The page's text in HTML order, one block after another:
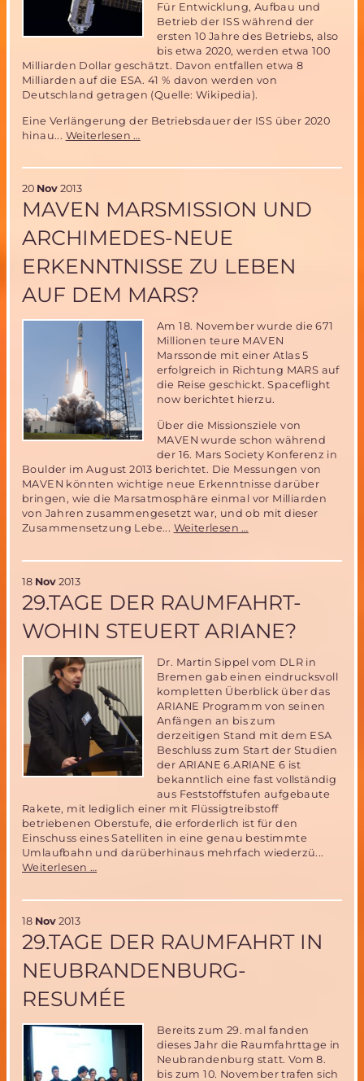
Für Entwicklung, Aufbau und
Betrieb der ISS während der
ersten 10 Jahre des Betriebs, also
bis etwa 2020, werden etwa 100
Milliarden Dollar geschätzt. Davon entfallen etwa 8
Milliarden auf die ESA. 41 % davon werden von
Deutschland getragen (Quelle: Wikipedia).
Eine Verlängerung der Betriebsdauer der ISS über 2020
hinau... Weiterlesen …
bemannter
Missionen?
20 Nov 2013
MAVEN MARSMISSION UND
ARCHIMEDES-NEUE
ERKENNTNISSE ZU LEBEN
AUF DEM MARS?
Am 18. November wurde die 671
Millionen teure MAVEN
Marssonde mit einer Atlas 5
erfolgreich in Richtung MARS auf
die Reise geschickt. Spaceflight
now berichtet hierzu.
Über die Missionsziele von
MAVEN wurde schon während
der 16. Mars Society Konferenz in
Boulder im August 2013 berichtet. Die Messungen von
MAVEN könnten wichtige neue Erkenntnisse darüber
bringen, wie die Marsatmosphäre einmal vor Milliarden
von Jahren zusammengesetzt war, und ob mit dieser
Zusammensetzung Lebe... Weiterlesen …
Erkenntnisse
Leben
dem
Mars?
18 Nov 2013
29.TAGE DER RAUMFAHRT-
WOHIN STEUERT ARIANE?
Dr. Martin Sippel vom DLR in
Bremen gab einen eindrucksvoll
kompletten Überblick über das
ARIANE Programm von seinen
Anfängen an bis zum
derzeitigen Stand mit dem ESA
Beschluss zum Start der Studien
der ARIANE 6.ARIANE 6 ist
bekanntlich eine fast vollständig
aus Feststoffstufen aufgebaute
Rakete, mit lediglich einer mit Flüssigtreibstoff
betriebenen Oberstufe, die erforderlich ist für den
Einschuss eines Satelliten in eine genau bestimmte
Umlaufbahn und darüberhinaus mehrfach wiederzü...
Weiterlesen …
ARIANE?
18 Nov 2013
29.TAGE DER RAUMFAHRT IN
NEUBRANDENBURG-
RESUMÉE
Bereits zum 29. mal fanden
dieses Jahr die Raumfahrttage in
Neubrandenburg statt. Vom 8.
bis zum 10. November trafen sich